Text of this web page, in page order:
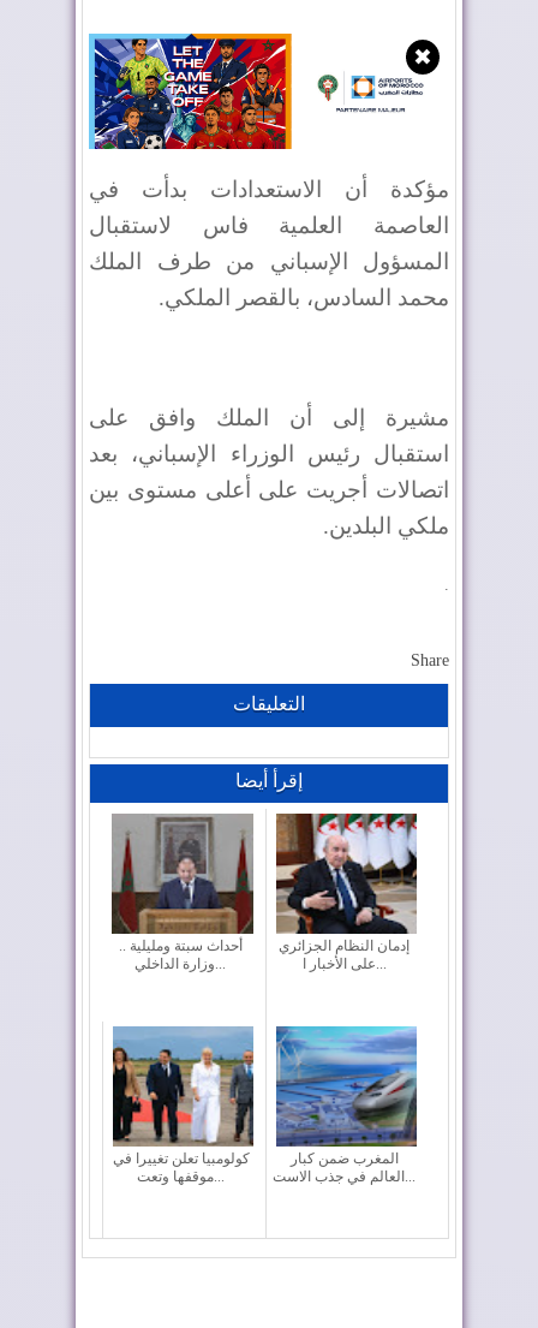
✖
مؤكدة أن الاستعدادات بدأت في
العاصمة العلمية فاس لاستقبال
المسؤول الإسباني من طرف الملك
محمد السادس، بالقصر الملكي.
مشيرة إلى أن الملك وافق على
استقبال رئيس الوزراء الإسباني، بعد
اتصالات أجريت على أعلى مستوى بين
ملكي البلدين.
Share
التعليقات
إقرأ أيضا
أحداث سبتة ومليلية ..
إدمان النظام الجزائري
كولومبيا تعلن تغييرا في
المغرب ضمن كبار